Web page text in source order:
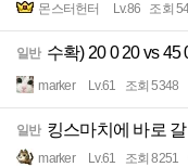
몬스터헌터 Lv.86 조회
일반 수확) 20 0 20 vs
marker Lv.61 조회 5348
일반 킹스마치에 바로
marker Lv.61 조회 8251